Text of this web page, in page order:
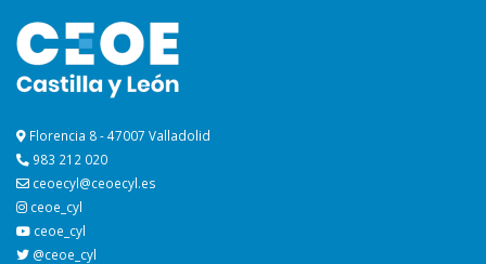
Florencia 8 - 47007 Valladolid
983 212 020
ceoecyl@ceoecyl.es
ceoe_cyl
ceoe_cyl
@ceoe_cyl